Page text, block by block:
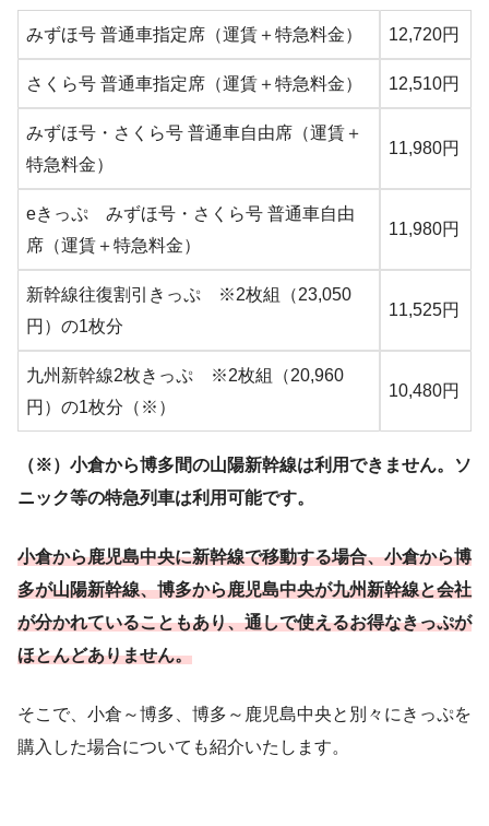
みずほ号 普通車指定席（運賃＋特急料金） 12,720円
さくら号 普通車指定席（運賃＋特急料金） 12,510円
みずほ号・さくら号 普通車自由席（運賃＋
特急料金）
11,980円
eきっぷ みずほ号・さくら号 普通車自由
席（運賃＋特急料金）
11,980円
新幹線往復割引きっぷ ※2枚組（23,050
円）の1枚分
11,525円
九州新幹線2枚きっぷ ※2枚組（20,960
円）の1枚分（※）
10,480円
（※）小倉から博多間の山陽新幹線は利用できません。ソ
ニック等の特急列車は利用可能です。
小倉から鹿児島中央に新幹線で移動する場合、小倉から博
多が山陽新幹線、博多から鹿児島中央が九州新幹線と会社
が分かれていることもあり、通しで使えるお得なきっぷが
ほとんどありません。
そこで、小倉～博多、博多～鹿児島中央と別々にきっぷを
購入した場合についても紹介いたします。